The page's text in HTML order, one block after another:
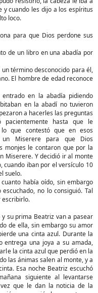
cuando les dijo a los espíritus
loco.
para que Dios perdone sus
de un libro en una abadía por
término desconocido para él,
El hombre de edad reconoce
en la abadía pidiendo
en la abadí no tuvieron
a hacerles las preguntas
hasta que le
que contestó que en esos
un Miserere para que Dios
monjes le contaron que por la
Miserere. Y decidió ir al monte
cuando iban por el versículo 10
suelo.
había oído, sin embargo
no lo consiguió. Tal
escribirlo.
su prima Beatriz van a pasear
de ella, sin embargo su amor
una cinta azul. Durante la
entrega una joya a su amada,
la cinta azul que perdió en la
las ánimas salen al monte, y a
Esa noche Beatriz escuchó
siguiente al levantarse
que le dan la noticia de la